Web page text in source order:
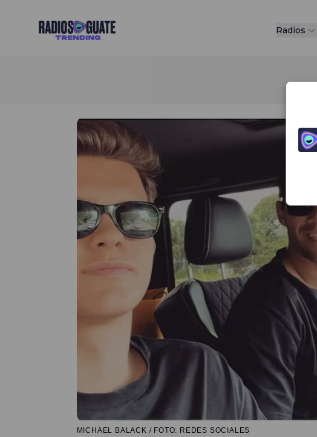
Radios Guate Radios
MICHAEL BALACK / FOTO: REDES SOCIALES